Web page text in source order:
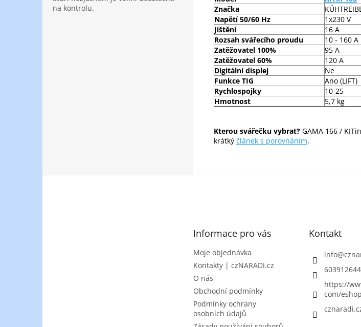
na kontrolu.
Značka
Napětí 50/60 Hz
1x230 V
Jištění
16 A
Rozsah svářecího proudu
10 - 160 A
Zatěžovatel 100%
95 A
Zatěžovatel 60%
120 A
Digitální displej
Ne
Funkce TIG
Ano (LIFT)
Rychlospojky
10-25
Hmotnost
5,7 kg
Kterou svářečku vybrat? GAMA 166 /
krátký článek s porovnáním.
Informace pro vás
Moje objednávka
Kontakty | czNARADI.cz
O nás
Obchodní podmínky
Podmínky ochrany
osobních údajů
Kontakt
info@
603912644
https://
com/